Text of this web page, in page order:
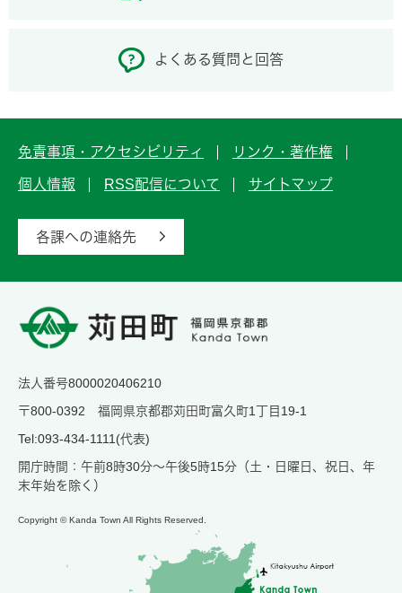
よくある質問と回答
免責事項・アクセシビリティ リンク・著作権
個人情報 RSS配信について サイトマップ
各課への連絡先
法人番号8000020406210
〒800-0392 福岡県京都郡苅田町富久町1丁目19-1
Tel:093-434-1111(代表)
開庁時間：午前8時30分～午後5時15分（土・日曜日、祝日、年
末年始を除く）
Copyright © Kanda Town All Rights Reserved.